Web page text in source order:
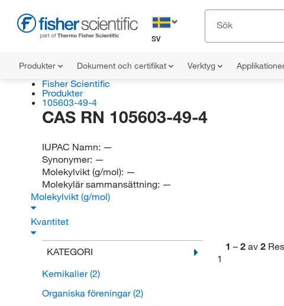
SV
Produkter Dokument och certifikat Verktyg
Fisher Scientific
Produkter
105603-49-4
CAS RN 105603-49-4
IUPAC Namn: —
Synonymer: —
Molekylvikt (g/mol): —
Molekylär sammansättning: —
Molekylvikt (g/mol)
Kvantitet
KATEGORI
Kemikalier(2)
Organiska föreningar(2)
1 – 2 av 2
1